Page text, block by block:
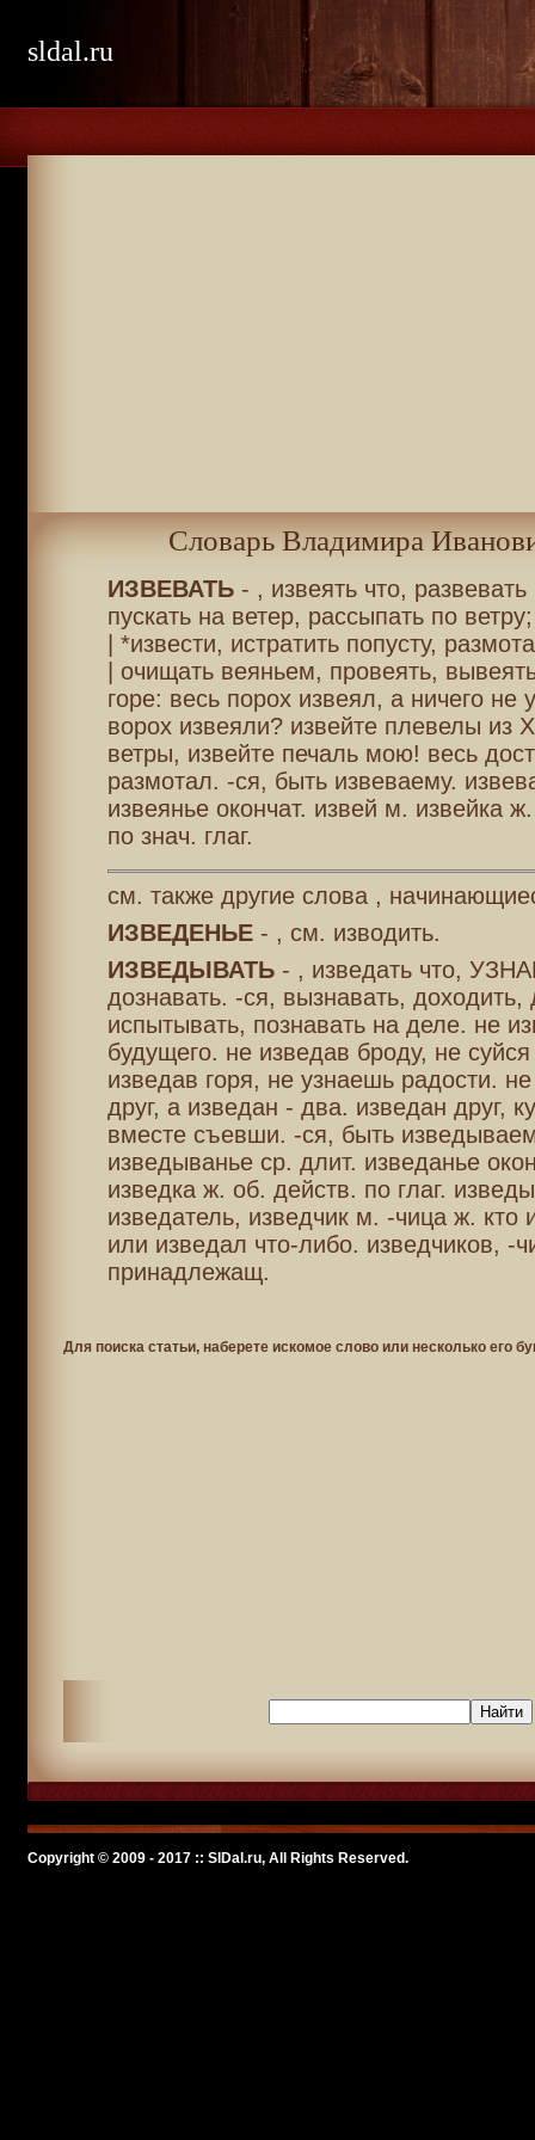
sldal.ru
Словарь Владимира
ИЗВЕВАТЬ- , извеять что, развевать
пускать на ветер, рассыпать по ветру;
| *извести, истратить попусту,
| очищать веяньем, провеять,
горе: весь порох извеял, а ничего не
ворох извеяли? извейте плевелы из
ветры, извейте печаль мою! весь
размотал. -ся, быть извеваему.
извеянье окончат. извей м. извейка
по знач. глаг.
см. также другие слова ,
ИЗВЕДЕНЬЕ- , см. изводить.
ИЗВЕДЫВАТЬ- , изведать что,
дознавать. -ся, вызнавать, доходить,
испытывать, познавать на деле. не
будущего. не изведав броду, не
изведав горя, не узнаешь радости.
друг, а изведан - два. изведан друг,
вместе съевши. -ся, быть
изведыванье ср. длит. изведанье
изведка ж. об. действ. по глаг.
изведатель, изведчик м. -чица ж. кто
или изведал что-либо. изведчиков, -
принадлежащ.
Для поиска статьи, наберете искомое слово или несколько его
Copyright © 2009 - 2017 :: SlDal.ru, All Rights Reserved.